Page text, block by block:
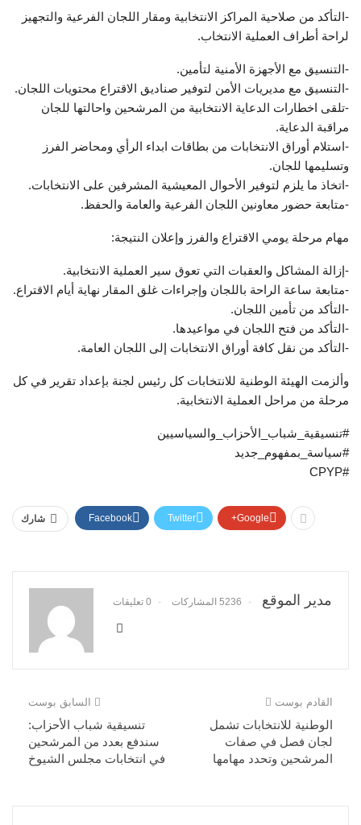
-التأكد من صلاحية المراكز الانتخابية ومقار اللجان الفرعية والتجهيز
لراحة أطراف العملية الانتخاب.
-التنسيق مع الأجهزة الأمنية لتأمين.
-التنسيق مع مديريات الأمن لتوفير صناديق الاقتراع محتويات اللجان.
-تلقى اخطارات الدعاية الانتخابية من المرشحين واحالتها للجان
مراقبة الدعاية.
-استلام أوراق الانتخابات من بطاقات ابداء الرأي ومحاضر الفرز
وتسليمها للجان.
-اتخاذ ما يلزم لتوفير الأحوال المعيشية المشرفين على الانتخابات.
-متابعة حضور معاونين اللجان الفرعية والعامة والحفظ.
مهام مرحلة يومي الاقتراع والفرز وإعلان النتيجة:
-إزالة المشاكل والعقبات التي تعوق سير العملية الانتخابية.
-متابعة ساعة الراحة باللجان وإجراءات غلق المقار نهاية أيام الاقتراع.
-التأكد من تأمين اللجان.
-التأكد من فتح اللجان في مواعيدها.
-التأكد من نقل كافة أوراق الانتخابات إلى اللجان العامة.
وألزمت الهيئة الوطنية للانتخابات كل رئيس لجنة بإعداد تقرير في كل
مرحلة من مراحل العملية الانتخابية.
#تنسيقية_شباب_الأحزاب_والسياسيين
#سياسة_بمفهوم_جديد
#CPYP
شارك Facebook Twitter Google+
مدير الموقع 5236 المشاركات 0 تعليقات
السابق بوست
تنسيقية شباب الأحزاب:
سندفع بعدد من المرشحين
في انتخابات مجلس الشيوخ
القادم بوست
الوطنية للانتخابات تشمل
لجان فصل في صفات
المرشحين وتحدد مهامها